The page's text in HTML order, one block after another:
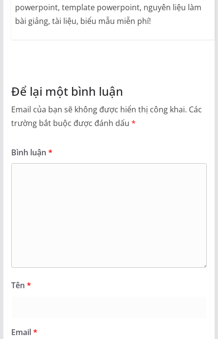
powerpoint, template powerpoint, nguyên liệu làm
bài giảng, tài liệu, biểu mẫu miễn phí!
Để lại một bình luận
Email của bạn sẽ không được hiển thị công khai. Các
trường bắt buộc được đánh dấu *
Bình luận *
Tên *
Email*